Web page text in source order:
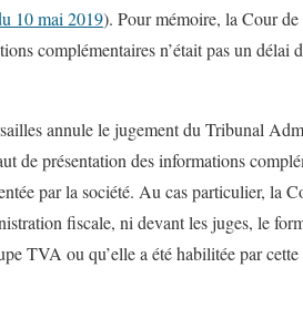
10 mai 2019). Pour mémoire, la Cour
complémentaires n’était pas un délai
annule le jugement du Tribunal
de présentation des informations
par la société. Au cas particulier, la
fiscale, ni devant les juges, le
TVA ou qu’elle a été habilitée par